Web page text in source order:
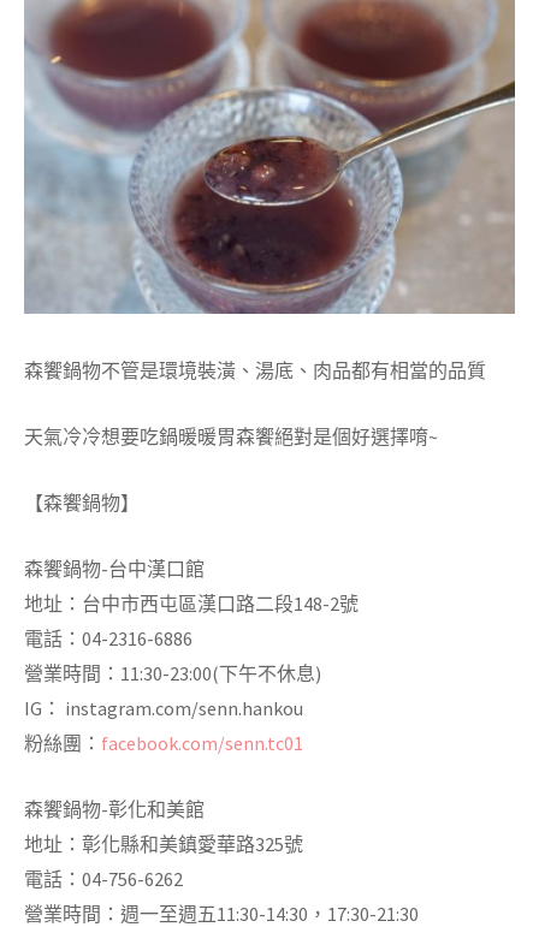
森饗鍋物不管是環境裝潢、湯底、肉品都有相當的品質
天氣冷冷想要吃鍋暖暖胃森饗絕對是個好選擇唷~
【森饗鍋物】
森饗鍋物-台中漢口館
地址：台中市西屯區漢口路二段148-2號
電話：04-2316-6886
營業時間：11:30-23:00(下午不休息)
IG： instagram.com/senn.hankou
粉絲團： facebook.com/senn.tc01
森饗鍋物-彰化和美館
地址：彰化縣和美鎮愛華路325號
電話：04-756-6262
營業時間：週一至週五11:30-14:30，17:30-21:30